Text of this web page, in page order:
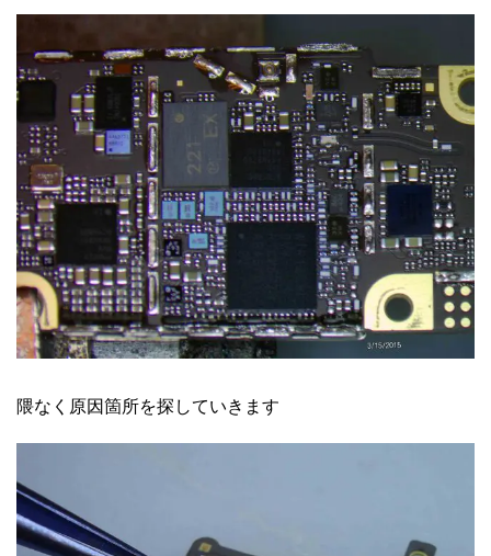
隈なく原因箇所を探していきます